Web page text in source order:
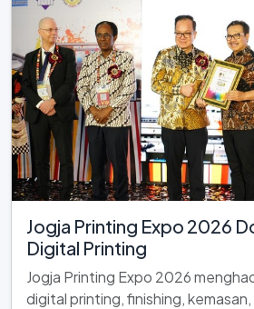
Jogja Printing Expo 2026
Digital Printing
Jogja Printing Expo 2026
digital printing, finishing,